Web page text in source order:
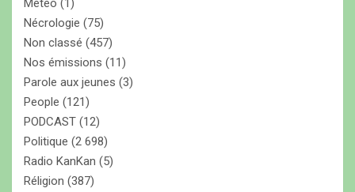
Météo (1)
Nécrologie (75)
Non classé (457)
Nos émissions (11)
Parole aux jeunes (3)
People (121)
PODCAST (12)
Politique (2 698)
Radio KanKan (5)
Réligion (387)